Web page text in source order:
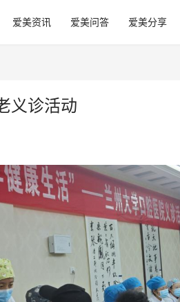
爱美资讯 爱美问答 爱美分享
义诊活动